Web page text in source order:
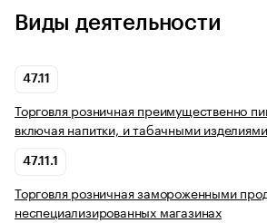
Виды деятельности
47.11
Торговля розничная преимущественно
включая напитки, и табачными
47.11.1
Торговля розничная замороженными
неспециализированных магазинах